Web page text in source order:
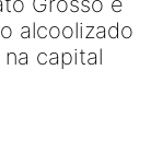
alcoolizado
capital